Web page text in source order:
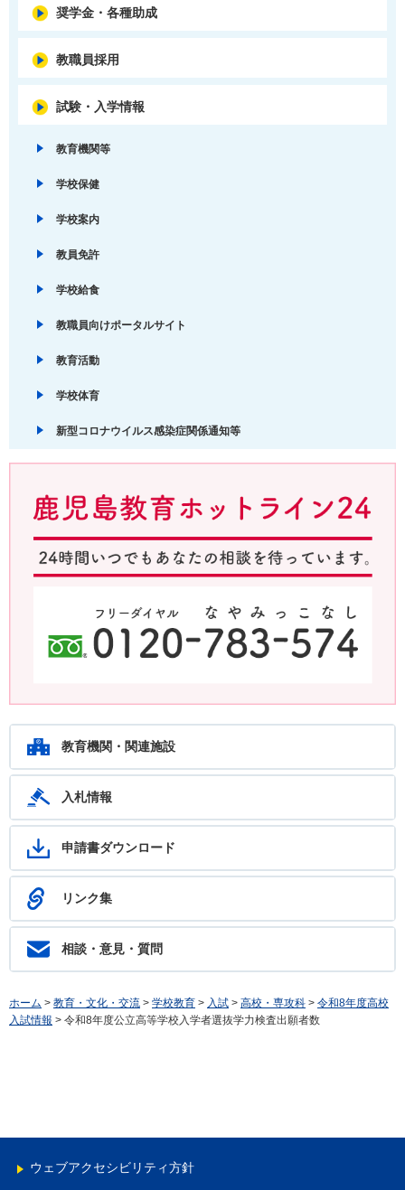
奨学金・各種助成
教職員採用
試験・入学情報
教育機関等
学校保健
学校案内
教員免許
学校給食
教職員向けポータルサイト
教育活動
学校体育
新型コロナウイルス感染症関係通知等
鹿児島教育ホットライン24 24時間いつでもあなたの相談を待ってい
ます。フリーダイヤル：0120-783-574
教育機関・関連施設
入札情報
申請書ダウンロード
リンク集
相談・意見・質問
ホーム > 教育・文化・交流 > 学校教育 > 入試 > 高校・専攻科 > 令和8年度高校
入試情報 > 令和8年度公立高等学校入学者選抜学力検査出願者数
ウェブアクセシビリティ方針